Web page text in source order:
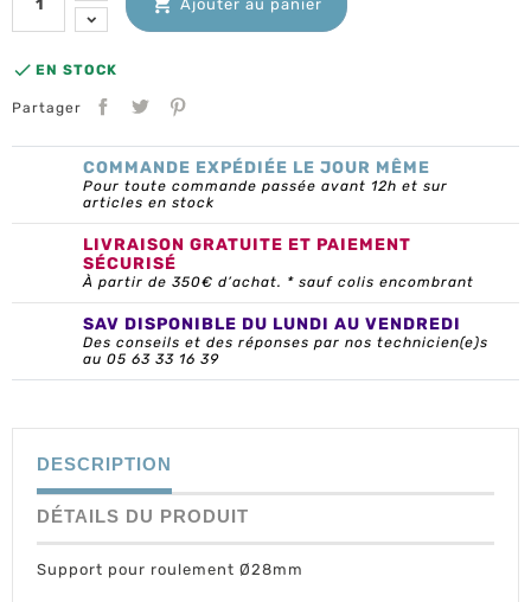
Ajouter au panier
 EN STOCK
Partager
COMMANDE EXPÉDIÉE LE JOUR MÊME
Pour toute commande passée avant 12h et sur
articles en stock
LIVRAISON GRATUITE ET PAIEMENT
SÉCURISÉ
À partir de 350€ d’achat. * sauf colis encombrant
SAV DISPONIBLE DU LUNDI AU VENDREDI
Des conseils et des réponses par nos technicien(e)s
au 05 63 33 16 39
DESCRIPTION
DÉTAILS DU PRODUIT
Support pour roulement Ø28mm